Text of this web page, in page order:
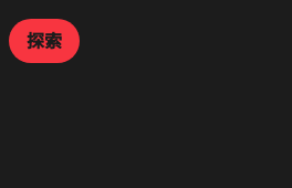
探索
探索
厅 Casalingo Italian